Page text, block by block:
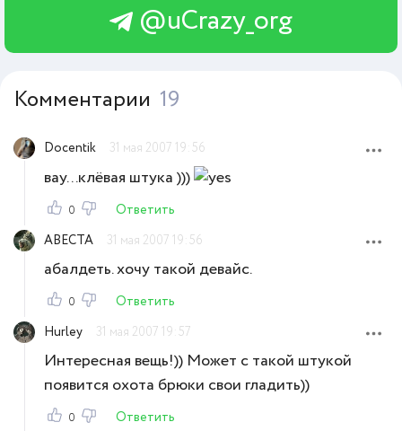
@uCrazy_org
Комментарии 19
Docentik 31 мая 2007 19:56
вау...клёвая штука )))
0
Ответить
АВЕСТА
31 мая 2007 19:56
абалдеть. хочу такой девайс.
0
Ответить
Hurley
31 мая 2007 19:57
Интересная вещь!)) Может с такой штукой
появится охота брюки свои гладить))
0
Ответить